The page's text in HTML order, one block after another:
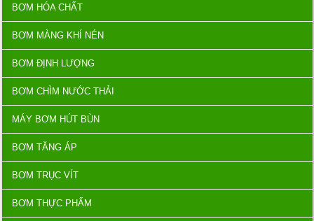
BƠM HÓA CHẤT
BƠM MÀNG KHÍ NÉN
BƠM ĐỊNH LƯỢNG
BƠM CHÌM NƯỚC THẢI
MÁY BƠM HÚT BÙN
BƠM TĂNG ÁP
BƠM TRỤC VÍT
BƠM THỰC PHẨM